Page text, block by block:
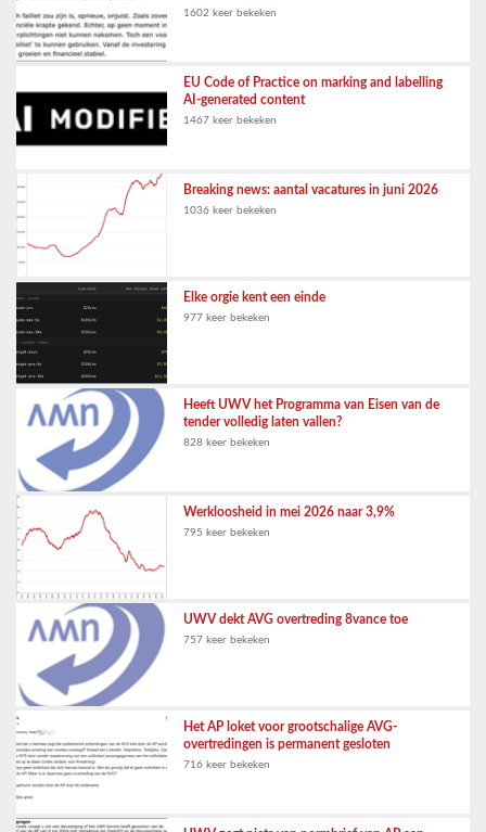
1602 keer bekeken
EU Code of Practice on marking and labelling
AI-generated content
1467 keer bekeken
Breaking news: aantal vacatures in juni 2026
1036 keer bekeken
Elke orgie kent een einde
977 keer bekeken
Heeft UWV het Programma van Eisen van de
tender volledig laten vallen?
828 keer bekeken
Werkloosheid in mei 2026 naar 3,9%
795 keer bekeken
UWV dekt AVG overtreding 8vance toe
757 keer bekeken
Het AP loket voor grootschalige AVG-
overtredingen is permanent gesloten
716 keer bekeken